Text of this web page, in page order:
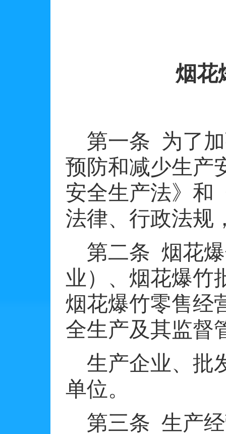
烟花
第一条 为了
预防和减少生产
安全生产法》和
法律、行政法规
第二条 烟花
业）、烟花爆竹
烟花爆竹零售经
全生产及其监督
生产企业、批
单位。
第三条 生产